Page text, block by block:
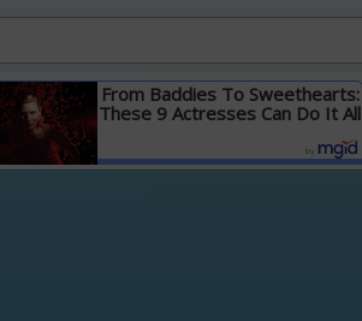
From Baddies To Sweethearts:
These 9 Actresses Can Do It All
Детальніше